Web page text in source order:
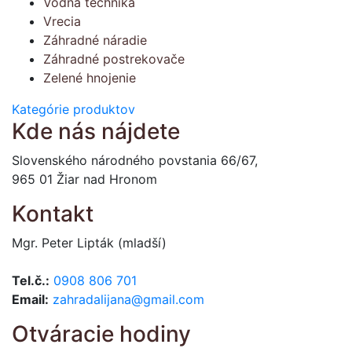
Vrecia
Záhradné náradie
Záhradné postrekovače
Zelené hnojenie
Kategórie produktov
Kde nás nájdete
Slovenského národného povstania 66/67,
965 01 Žiar nad Hronom
Kontakt
Mgr. Peter Lipták (mladší)
Tel.č.: 0908 806 701
Email: zahradalijana@gmail.com
Otváracie hodiny